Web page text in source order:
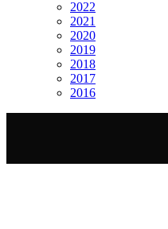
2022
2021
2020
2019
2018
2017
2016